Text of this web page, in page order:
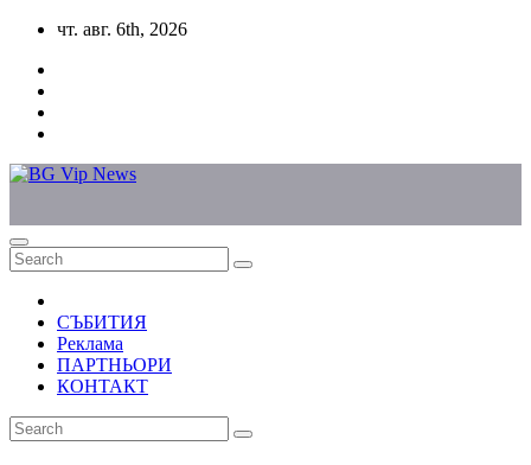
Skip
content
чт. авг. 6th, 2026
СЪБИТИЯ
Реклама
ПАРТНЬОРИ
КОНТАКТ